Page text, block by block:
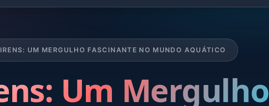
UM MERGULHO FASCINANTE NO MUNDO AQUÁTICO
Um Mergulho